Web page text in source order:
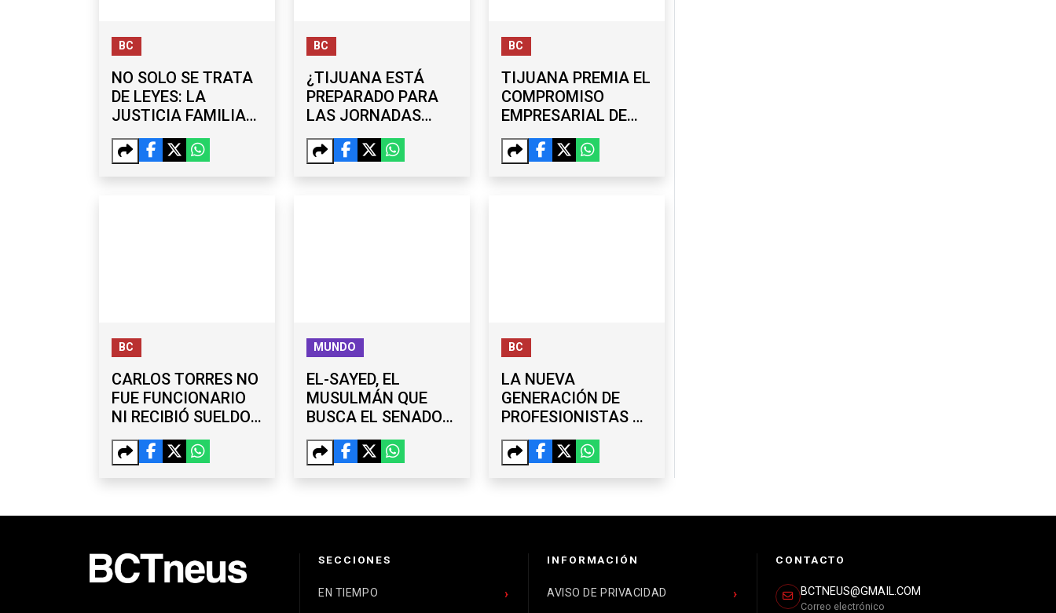
BC
NO SOLO SE TRATA
DE LEYES: LA
JUSTICIA FAMILIAR
EN BC SEGUIRÁ
CONTANDO CON
BC
¿TIJUANA ESTÁ
PREPARADO PARA
LAS JORNADAS
LABORALES DE 40
HORAS?
BC
TIJUANA PREMIA EL
COMPROMISO
EMPRESARIAL DE
TIDI POSEY CON
DISTINTIVO ACORDE
BC
CARLOS TORRES NO
FUE FUNCIONARIO
NI RECIBIÓ SUELDO
DEL
AYUNTAMIENTO,
MUNDO
EL-SAYED, EL
MUSULMÁN QUE
BUSCA EL SENADO
PARA FRENAR A
TRUMP Y A LOS
BC
LA NUEVA
GENERACIÓN DE
PROFESIONISTAS DE
BC TOMA FORMA;
MÁS DE 115 MIL
SECCIONES
EN TIEMPO
INFORMACIÓN
AVISO DE PRIVACIDAD
CONTACTO
BCTNEUS@GMAIL.COM
Correo electrónico